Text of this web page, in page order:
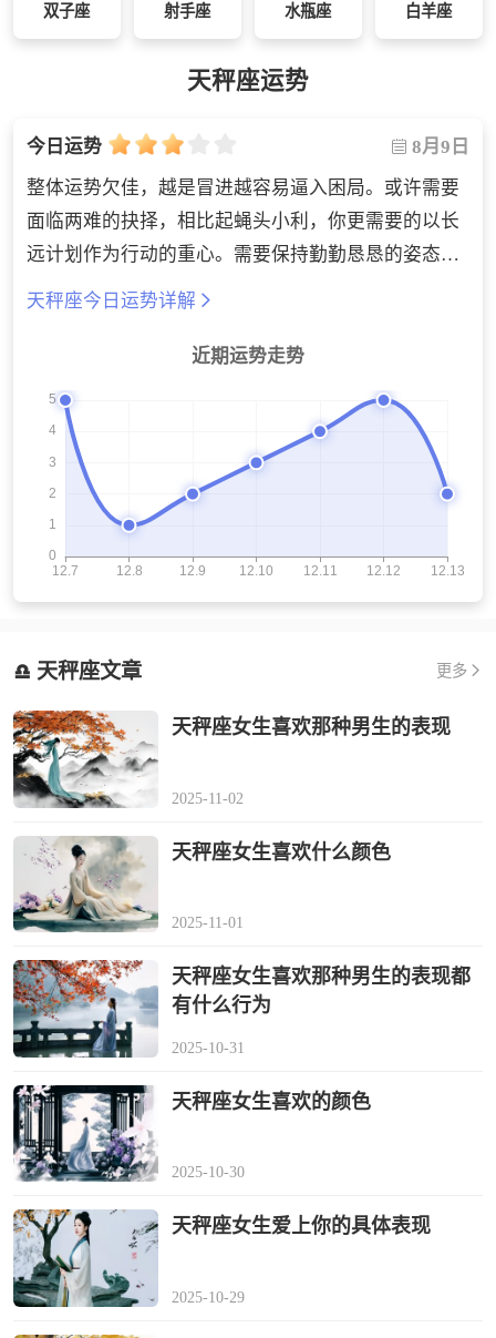
双子座 射手座 水瓶座 白羊座
天秤座运势
今日运势
8月9日
整体运势欠佳，越是冒进越容易逼入困局。或许需要
面临两难的抉择，相比起蝇头小利，你更需要的以长
远计划作为行动的重心。需要保持勤勤恳恳的姿态，
付出努力才能看到一些改变，但还需要一点时间进行
打卡完成目标的计划。
天秤座今日运势详解
近期运势走势
天秤座文章 更多
天秤座女生喜欢那种男生的表现
2025-11-02
天秤座女生喜欢什么颜色
2025-11-01
天秤座女生喜欢那种男生的表现都
有什么行为
2025-10-31
天秤座女生喜欢的颜色
2025-10-30
天秤座女生爱上你的具体表现
2025-10-29